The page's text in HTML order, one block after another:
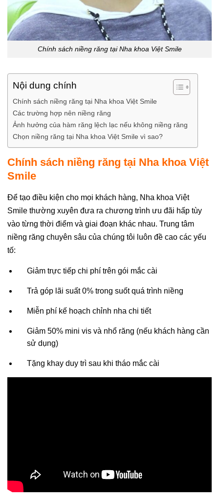
Chính sách niềng răng tại Nha khoa Việt Smile
Nội dung chính
Chính sách niềng răng tại Nha khoa Việt Smile
Các trường hợp nên niềng răng
Ảnh hưởng của hàm răng lệch lạc nếu không niềng răng
Chọn niềng răng tại Nha khoa Việt Smile vì sao?
Chính sách niềng răng tại Nha khoa Việt
Smile
Để tạo điều kiện cho mọi khách hàng, Nha khoa Việt
Smile thường xuyên đưa ra chương trình ưu đãi hấp tùy
vào từng thời điểm và giai đoạn khác nhau. Trung tâm
niềng răng chuyên sâu của chúng tôi luôn đề cao các yếu
tố:
Giảm trực tiếp chi phí trên gói mắc cài
Trả góp lãi suất 0% trong suốt quá trình niềng
Miễn phí kế hoạch chỉnh nha chi tiết
Giảm 50% mini vis và nhổ răng (nếu khách hàng cần
sử dụng)
Tặng khay duy trì sau khi tháo mắc cài